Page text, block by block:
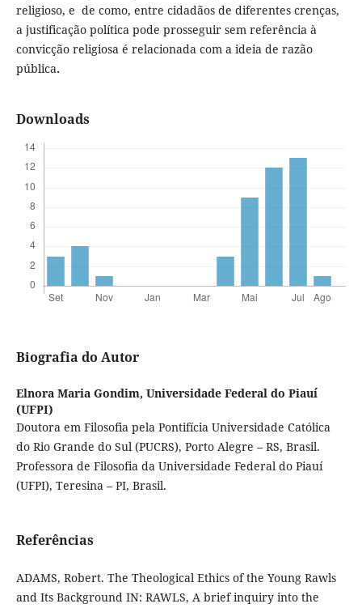
religioso, e de como, entre cidadãos de diferentes crenças,
a justificação política pode prosseguir sem referência à
convicção religiosa é relacionada com a ideia de razão
pública.
Downloads
Biografia do Autor
Elnora Maria Gondim, Universidade Federal do Piauí
(UFPI)
Doutora em Filosofia pela Pontifícia Universidade Católica
do Rio Grande do Sul (PUCRS), Porto Alegre – RS, Brasil.
Professora de Filosofia da Universidade Federal do Piauí
(UFPI), Teresina – PI, Brasil.
Referências
ADAMS, Robert. The Theological Ethics of the Young Rawls
and Its Background IN: RAWLS, A brief inquiry into the